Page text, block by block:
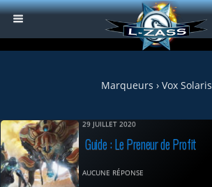
Marqueurs › Vox Solaris
29 JUILLET 2020
Guide : Le Preneur de Profit
AUCUNE RÉPONSE